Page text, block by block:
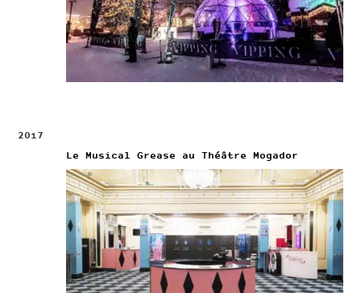
2017
Le Musical Grease au Théâtre Mogador